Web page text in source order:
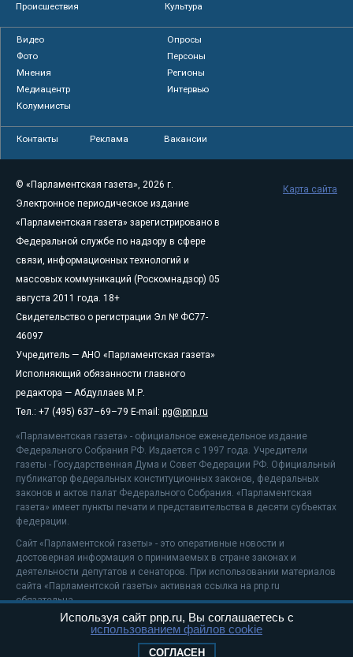
Происшествия
Культура
Видео
Опросы
Фото
Персоны
Мнения
Регионы
Медиацентр
Интервью
Колумнисты
Контакты Реклама Вакансии
© «Парламентская газета», 2026 г.
Электронное периодическое издание
«Парламентская газета» зарегистрировано в
Федеральной службе по надзору в сфере
связи, информационных технологий и
массовых коммуникаций (Роскомнадзор) 05
августа 2011 года. 18+
Свидетельство о регистрации Эл № ФС77-
46097
Учредитель — АНО «Парламентская газета»
Исполняющий обязанности главного
редактора — Абдуллаев М.Р.
Тел.: +7 (495) 637–69–79 E-mail: pg@pnp.ru
«Парламентская газета» - официальное еженедельное издание
Федерального Собрания РФ. Издается с 1997 года. Учредители
газеты - Государственная Дума и Совет Федерации РФ. Официальный
публикатор федеральных конституционных законов, федеральных
законов и актов палат Федерального Собрания. «Парламентская
газета» имеет пункты печати и представительства в десяти субъектах
федерации.
Сайт «Парламентской газеты» - это оперативные новости и
достоверная информация о принимаемых в стране законах и
деятельности депутатов и сенаторов. При использовании материалов
сайта «Парламентской газеты» активная ссылка на pnp.ru
обязательна.
На информационном ресурсе применяютсярекомендательные
Положение о защите персональных данных
Карта сайта
Используя сайт pnp.ru, Вы соглашаетесь с
использованием файлов cookie
СОГЛАСЕН